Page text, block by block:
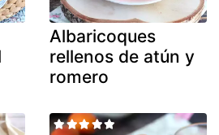
Albaricoques
rellenos de atún y
romero